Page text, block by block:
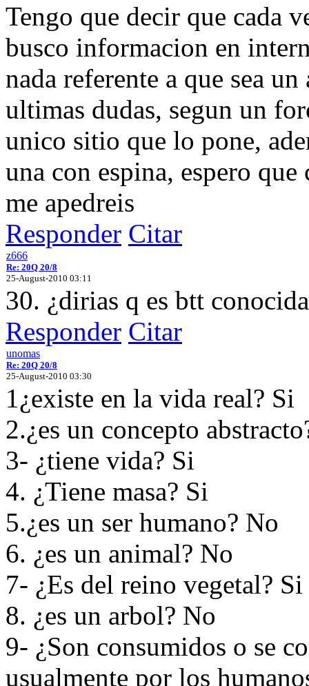
Tengo que decir que cada
busco informacion en
nada referente a que sea
ultimas dudas, segun un
unico sitio que lo pone,
una con espina, espero
me apedreis
Responder Citar
z666
Re: 20Q 20/8
25-August-2010 03:11
30. ¿dirias q es btt
Responder Citar
unomas
Re: 20Q 20/8
25-August-2010 03:30
1¿existe en la vida real? Si
2.¿es un concepto
3- ¿tiene vida? Si
4. ¿Tiene masa? Si
5.¿es un ser humano? No
6. ¿es un animal? No
7- ¿Es del reino vegetal? Si
8. ¿es un arbol? No
9- ¿Son consumidos o se
usualmente por los